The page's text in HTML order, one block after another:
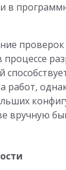
в
работ,
вручную